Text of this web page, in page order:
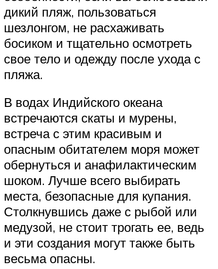
дикий пляж, пользоваться
шезлонгом, не расхаживать
босиком и тщательно осмотреть
свое тело и одежду после ухода с
пляжа.
В водах Индийского океана
встречаются скаты и мурены,
встреча с этим красивым и
опасным обитателем моря может
обернуться и анафилактическим
шоком. Лучше всего выбирать
места, безопасные для купания.
Столкнувшись даже с рыбой или
медузой, не стоит трогать ее, ведь
и эти создания могут также быть
весьма опасны.